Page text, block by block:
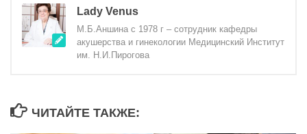
Lady Venus
М.Б.Аншина с 1978 г – сотрудник кафедры
акушерства и гинекологии Медицинский Институт
им. Н.И.Пирогова
ЧИТАЙТЕ ТАКЖЕ: